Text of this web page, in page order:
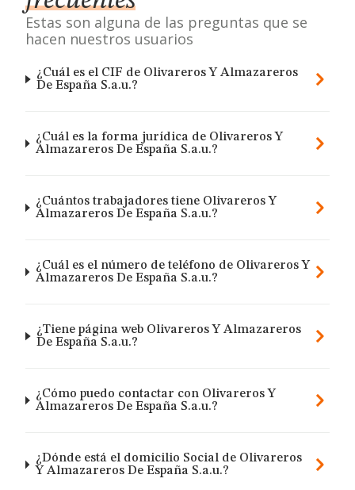
Estas son alguna de las preguntas que se
hacen nuestros usuarios
¿Cuál es el CIF de Olivareros Y Almazareros
De España S.a.u.?
¿Cuál es la forma jurídica de Olivareros Y
Almazareros De España S.a.u.?
¿Cuántos trabajadores tiene Olivareros Y
Almazareros De España S.a.u.?
¿Cuál es el número de teléfono de Olivareros Y
Almazareros De España S.a.u.?
¿Tiene página web Olivareros Y Almazareros
De España S.a.u.?
¿Cómo puedo contactar con Olivareros Y
Almazareros De España S.a.u.?
¿Dónde está el domicilio Social de Olivareros
Y Almazareros De España S.a.u.?